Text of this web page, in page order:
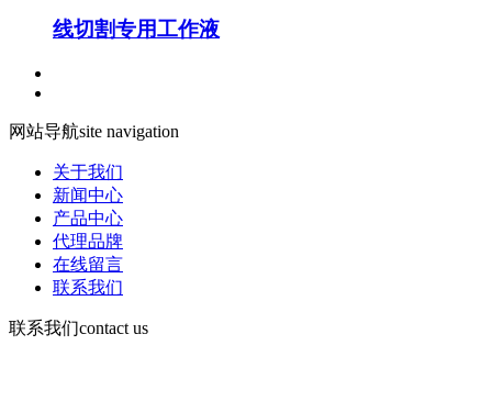
线切割专用工作液
网站导航site navigation
关于我们
新闻中心
产品中心
代理品牌
在线留言
联系我们
联系我们contact us